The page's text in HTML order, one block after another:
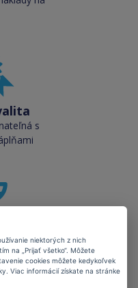
s
niektorých z nich
na „Prijať všetko“. Môžete
cookies môžete kedykoľvek
Viac informácií získate na stránke